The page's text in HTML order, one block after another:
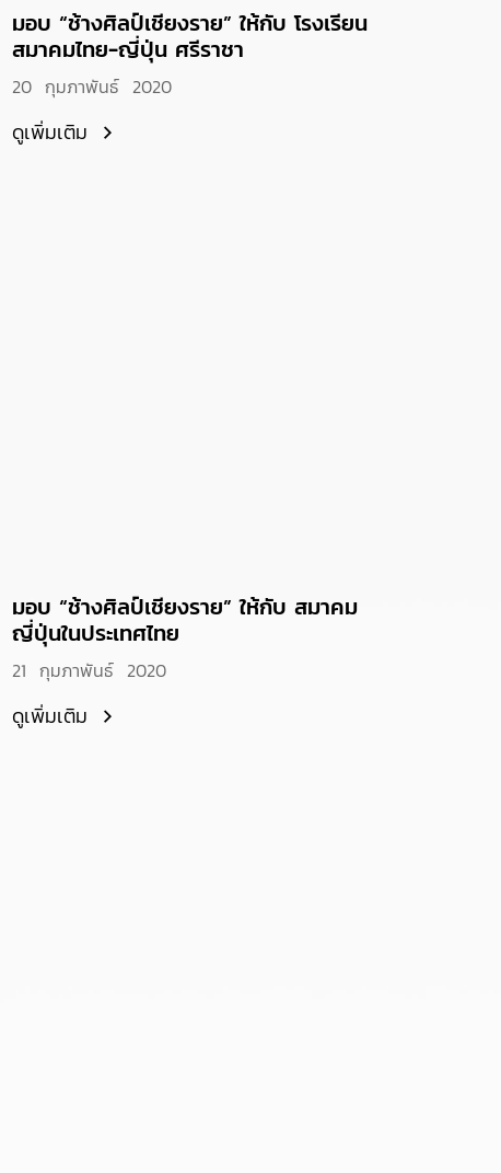
มอบ “ช้างศิลป์เชียงราย” ให้กับ โรงเรียน
สมาคมไทย-ญี่ปุ่น ศรีราชา
20 กุมภาพันธ์ 2020
ดูเพิ่มเติม
มอบ “ช้างศิลป์เชียงราย” ให้กับ สมาคม
ญี่ปุ่นในประเทศไทย
21 กุมภาพันธ์ 2020
ดูเพิ่มเติม